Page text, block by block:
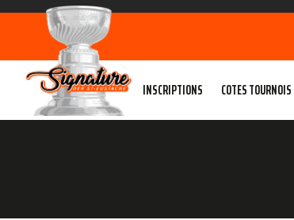
INSCRIPTIONS COTES TOURNOIS